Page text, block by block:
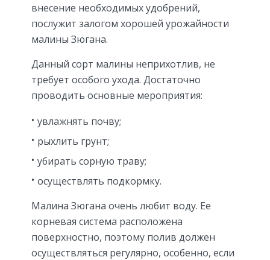
внесение необходимых удобрений,
послужит залогом хорошей урожайности
малины Зюгана.
Данный сорт малины неприхотлив, не
требует особого ухода. Достаточно
проводить основные мероприятия:
увлажнять почву;
рыхлить грунт;
убирать сорную траву;
осуществлять подкормку.
Малина Зюгана очень любит воду. Ее
корневая система расположена
поверхностно, поэтому полив должен
осуществляться регулярно, особенно, если